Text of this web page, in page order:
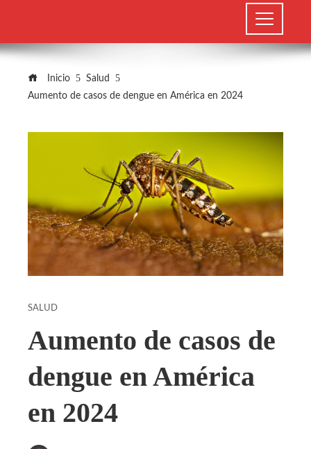
Inicio
Salud
Aumento de casos de dengue en América en 2024
SALUD
Aumento de casos de
dengue en América
en 2024